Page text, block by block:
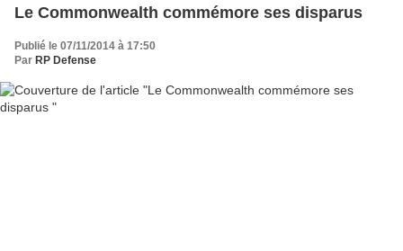
Le Commonwealth commémore ses disparus
Publié le 07/11/2014 à 17:50
Par RP Defense